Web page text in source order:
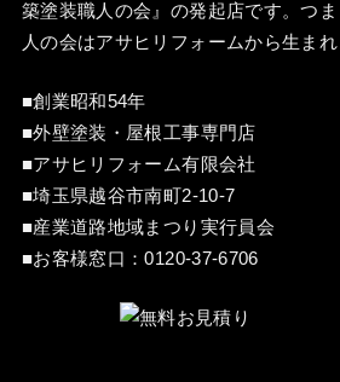
築塗装職人の会 』の発起店です。つ
人の会はアサヒリフォームから生まれ
■創業昭和54年
■外壁塗装・屋根工事専門店
■アサヒリフォーム有限会社
■埼玉県越谷市南町2-10-7
■産業道路地域まつり実行員会
■お客様窓口：0120-37-6706